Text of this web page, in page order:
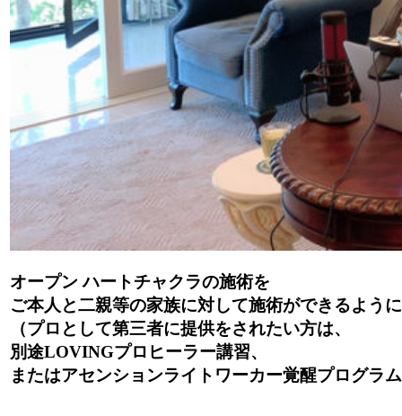
オープン ハートチャクラの施術を
ご本人と二親等の家族に対して施術ができるよう
（プロとして第三者に提供をされたい方は、
別途LOVINGプロヒーラー講習、
またはアセンションライトワーカー覚醒プログラ